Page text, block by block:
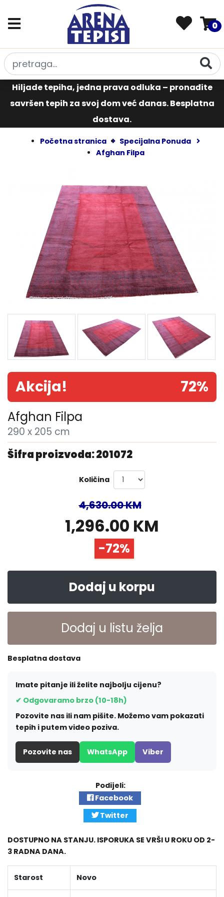
0
Hiljade tepiha, jedna prava odluka – pronađite
savršen tepih za svoj dom već danas. Besplatna
dostava.
Početna stranica
Specijalna Ponuda
Afghan Filpa
Akcija! 72%
Afghan Filpa
290 x 205 cm
Šifra proizvoda: 201072
Količina
4,630.00 KM
1,296.00 KM
-72%
Dodaj u korpu
Dodaj u listu želja
Besplatna dostava
Imate pitanje ili želite najbolju cijenu?
✔ Odgovaramo brzo (10-18h)
Pozovite nas ili nam pišite. Možemo vam pokazati
tepih i putem video poziva.
Pozovite nas WhatsApp Viber
Podijeli:
Facebook
Twitter
DOSTUPNO NA STANJU. ISPORUKA SE VRŠI U ROKU OD 2-
3 RADNA DANA.
Starost Novo